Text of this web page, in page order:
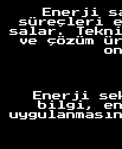
Enerji
süreçleri
salar.
ve çözüm
Enerji
bilgi,
Anasayfa